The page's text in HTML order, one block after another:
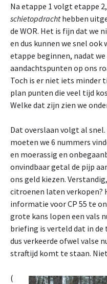
Na etappe 1 volgt etappe
schietopdrachthebben
de WOR. Het is fijn dat we
en dus kunnen we snel ook
etappe beginnen, nadat
aandachtspunten op ons
Toch is er niet iets minder
plan punten die veel tijd
Welke dat zijn zien we
Dat overslaan volgt al snel.
moeten we 6 nummers
en moerassig en
onvindbaar getal de pijp
ons geld kiezen.
citroenen laten verkopen?
informatie voor CP 55 te
grote kans lopen een vals
briefing is verteld dat in de
dus verkeerde ofwel valse
straftijd komt te staan. Niet
(